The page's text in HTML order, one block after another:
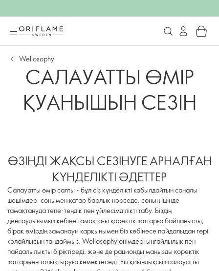
Wellosophy
САЛАУАТТЫ ӨМІР
ҚУАНЫШЫН СЕЗІН
ӨЗІҢДІ ЖАҚСЫ СЕЗІНУГЕ АРНАЛҒАН
КҮНДЕЛІКТІ ӘДЕТТЕР
Салауатты өмір салты - бұл сіз күнделікті қабылдайтын саналы
шешімдер, сонымен қатар барлық нәрседе, соның ішінде
тамақтануда тепе-теңдік пен үйлесімділікті табу. Біздің
денсаулығымыз көбіне тамақтағы қоректік заттарға байланысты,
бірақ өмірдің заманауи қарқынымен біз көбінесе пайдалыдан гөрі
қолайлысын таңдаймыз. Wellosophy өнімдері ыңғайлылық пен
пайдалылықты біріктіреді, және де рационды маңызды қоректік
заттармен толықтыруға көмектеседі. Еш қиындықсыз салауатты